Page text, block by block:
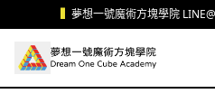
跳至主要內容夢想一號魔術方塊學院